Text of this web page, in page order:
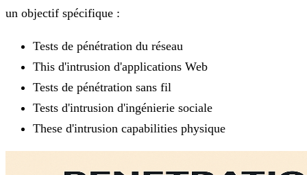
un objectif spécifique :
Tests de pénétration du réseau
This d'intrusion d'applications Web
Tests de pénétration sans fil
Tests d'intrusion d'ingénierie sociale
These d'intrusion capabilities physique